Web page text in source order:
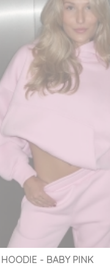
- BABY PINK